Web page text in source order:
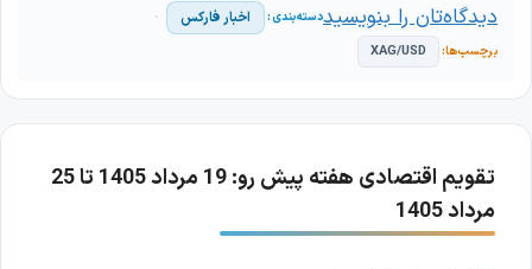
اخبار فارکس
XAG/USD
دیدگاه‌تان را بنویسید
تقویم اقتصادی هفته پیش رو: 19 مرداد 1405 تا 25
مرداد 1405